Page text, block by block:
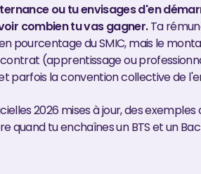
ou tu envisages d'en
combien tu vas gagner.Ta
pourcentage du SMIC, mais le
(apprentissage ou
parfois la convention collective de
2026 mises à jour, des
quand tu enchaînes un BTS et un